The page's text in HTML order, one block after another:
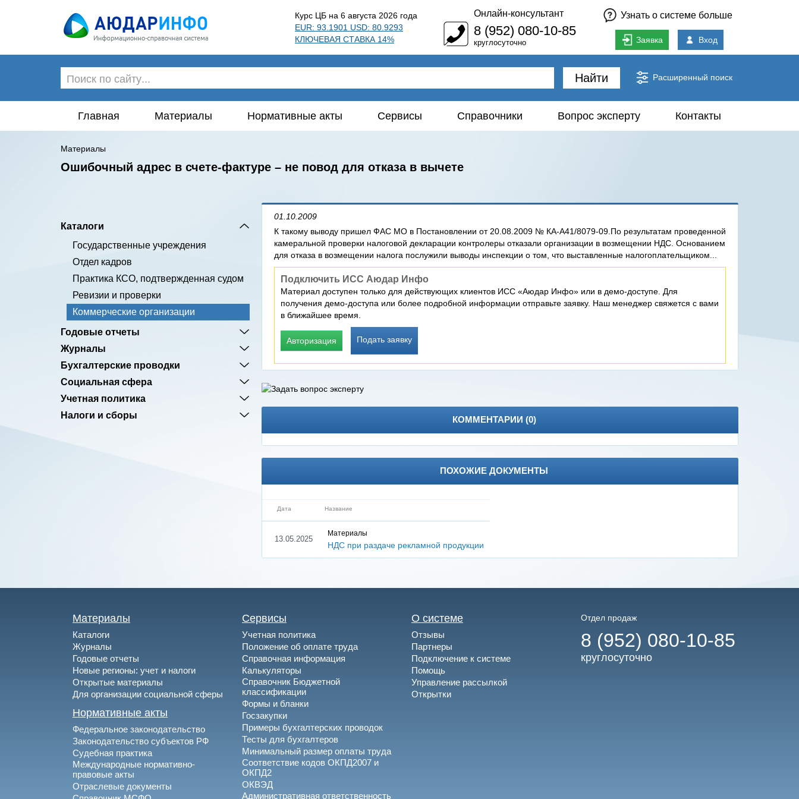
Курс ЦБ на 6 августа 2026 года
EUR: 93.1901 USD: 80.9293
КЛЮЧЕВАЯ СТАВКА 14%
Онлайн-консультант
8 (952) 080-10-85
круглосуточно
Узнать о системе больше
Заявка Вход
Найти Расширенный поиск
Главная Материалы Нормативные акты Сервисы Справочники Вопрос эксперту Контакты
Материалы
Ошибочный адрес в счете­-фактуре – не повод для отказа в вычете
Каталоги
Государственные учреждения
Отдел кадров
Практика КСО, подтвержденная судом
Ревизии и проверки
Коммерческие организации
Годовые отчеты
Журналы
Бухгалтерские проводки
Социальная сфера
Учетная политика
Налоги и сборы
01.10.2009
К такому выводу пришел ФАС МО в Постановлении от 20.08.2009 № КА-А41/8079-09.По результатам проведенной
камеральной проверки налоговой декларации контролеры отказали организации в возмещении НДС. Основанием
для отказа в возмещении налога послужили выводы инспекции о том, что выставленные налогоплательщиком...
Подключить ИСС Аюдар Инфо
Материал доступен только для действующих клиентов ИСС «Аюдар Инфо» или в демо-доступе. Для
получения демо-доступа или более подробной информации отправьте заявку. Наш менеджер свяжется с вами
в ближайшее время.
Авторизация Подать заявку
КОММЕНТАРИИ (0)
ПОХОЖИЕ ДОКУМЕНТЫ
Дата Название
13.05.2025
Материалы
НДС при раздаче рекламной продукции
Материалы
Каталоги
Журналы
Годовые отчеты
Новые регионы: учет и налоги
Открытые материалы
Для организации социальной сферы
Нормативные акты
Федеральное законодательство
Законодательство субъектов РФ
Судебная практика
Международные нормативно-
правовые акты
Отраслевые документы
Сервисы
Учетная политика
Положение об оплате труда
Справочная информация
Калькуляторы
Справочник Бюджетной
классификации
Формы и бланки
Госзакупки
Примеры бухгалтерских проводок
Тесты для бухгалтеров
Минимальный размер оплаты труда
Соответствие кодов ОКПД2007 и
ОКПД2
ОКВЭД
Административная ответственность
О системе
Отзывы
Партнеры
Подключение к системе
Помощь
Управление рассылкой
Открытки
Отдел продаж
8 (952) 080-10-85
круглосуточно